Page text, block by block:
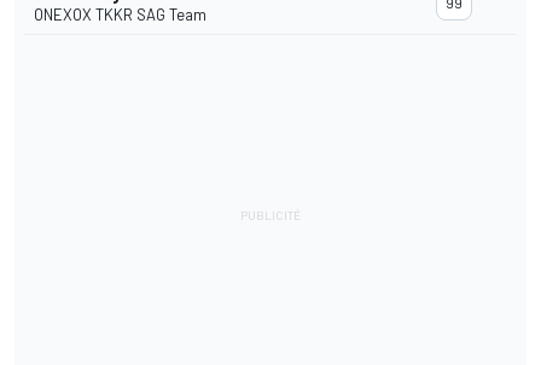
ONEXOX TKKR SAG Team